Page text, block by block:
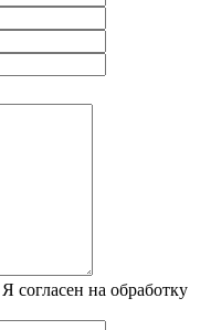
согласен на обработку